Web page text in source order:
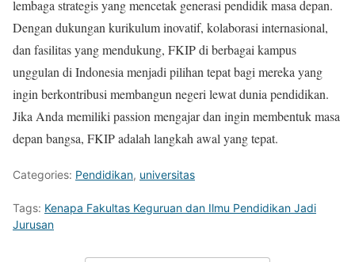
lembaga strategis yang mencetak generasi pendidik masa depan.
Dengan dukungan kurikulum inovatif, kolaborasi internasional,
dan fasilitas yang mendukung, FKIP di berbagai kampus
unggulan di Indonesia menjadi pilihan tepat bagi mereka yang
ingin berkontribusi membangun negeri lewat dunia pendidikan.
Jika Anda memiliki passion mengajar dan ingin membentuk masa
depan bangsa, FKIP adalah langkah awal yang tepat.
Categories: Pendidikan, universitas
Tags: Kenapa Fakultas Keguruan dan Ilmu Pendidikan Jadi
Jurusan